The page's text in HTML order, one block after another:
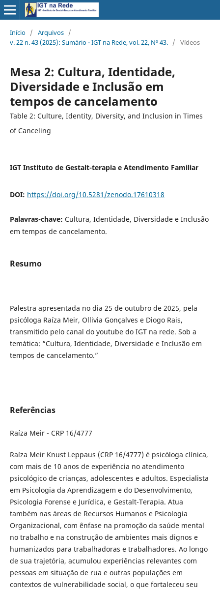
Início / Arquivos /
v. 22 n. 43 (2025): Sumário - IGT na Rede, vol. 22, Nº 43. / Vídeos
Mesa 2: Cultura, Identidade,
Diversidade e Inclusão em
tempos de cancelamento
Table 2: Culture, Identity, Diversity, and Inclusion in Times
of Canceling
IGT Instituto de Gestalt-terapia e Atendimento Familiar
DOI: https://doi.org/10.5281/zenodo.17610318
Palavras-chave: Cultura, Identidade, Diversidade e Inclusão
em tempos de cancelamento.
Resumo
Palestra apresentada no dia 25 de outubro de 2025, pela
psicóloga Raíza Meir, Ollivia Gonçalves e Diogo Rais,
transmitido pelo canal do youtube do IGT na rede. Sob a
temática: “Cultura, Identidade, Diversidade e Inclusão em
tempos de cancelamento.”
Referências
Raíza Meir - CRP 16/4777
Raíza Meir Knust Leppaus (CRP 16/4777) é psicóloga clínica,
com mais de 10 anos de experiência no atendimento
psicológico de crianças, adolescentes e adultos. Especialista
em Psicologia da Aprendizagem e do Desenvolvimento,
Psicologia Forense e Jurídica, e Gestalt-Terapia. Atua
também nas áreas de Recursos Humanos e Psicologia
Organizacional, com ênfase na promoção da saúde mental
no trabalho e na construção de ambientes mais dignos e
humanizados para trabalhadoras e trabalhadores. Ao longo
de sua trajetória, acumulou experiências relevantes com
pessoas em situação de rua e outras populações em
contextos de vulnerabilidade social, o que fortaleceu seu